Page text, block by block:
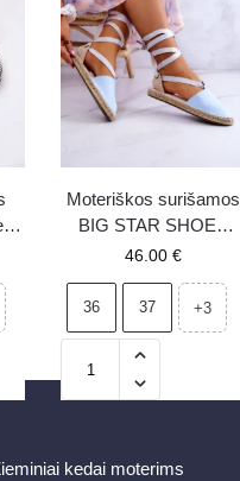
Moteriškos surišamos
BIG STAR SHOES
espadrilės JJ274863
46.00€
36 37 +3
kedai moterims